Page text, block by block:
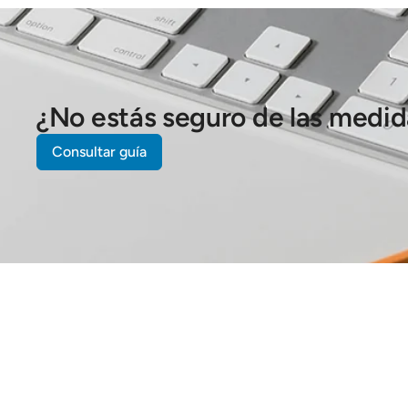
¿No estás seguro de las
Consultar guía